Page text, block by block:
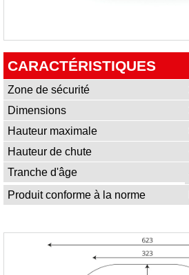
CARACTÉRISTIQUES
Zone de sécurité
Dimensions
Hauteur maximale
Hauteur de chute
Tranche d'âge
Produit conforme à la norme